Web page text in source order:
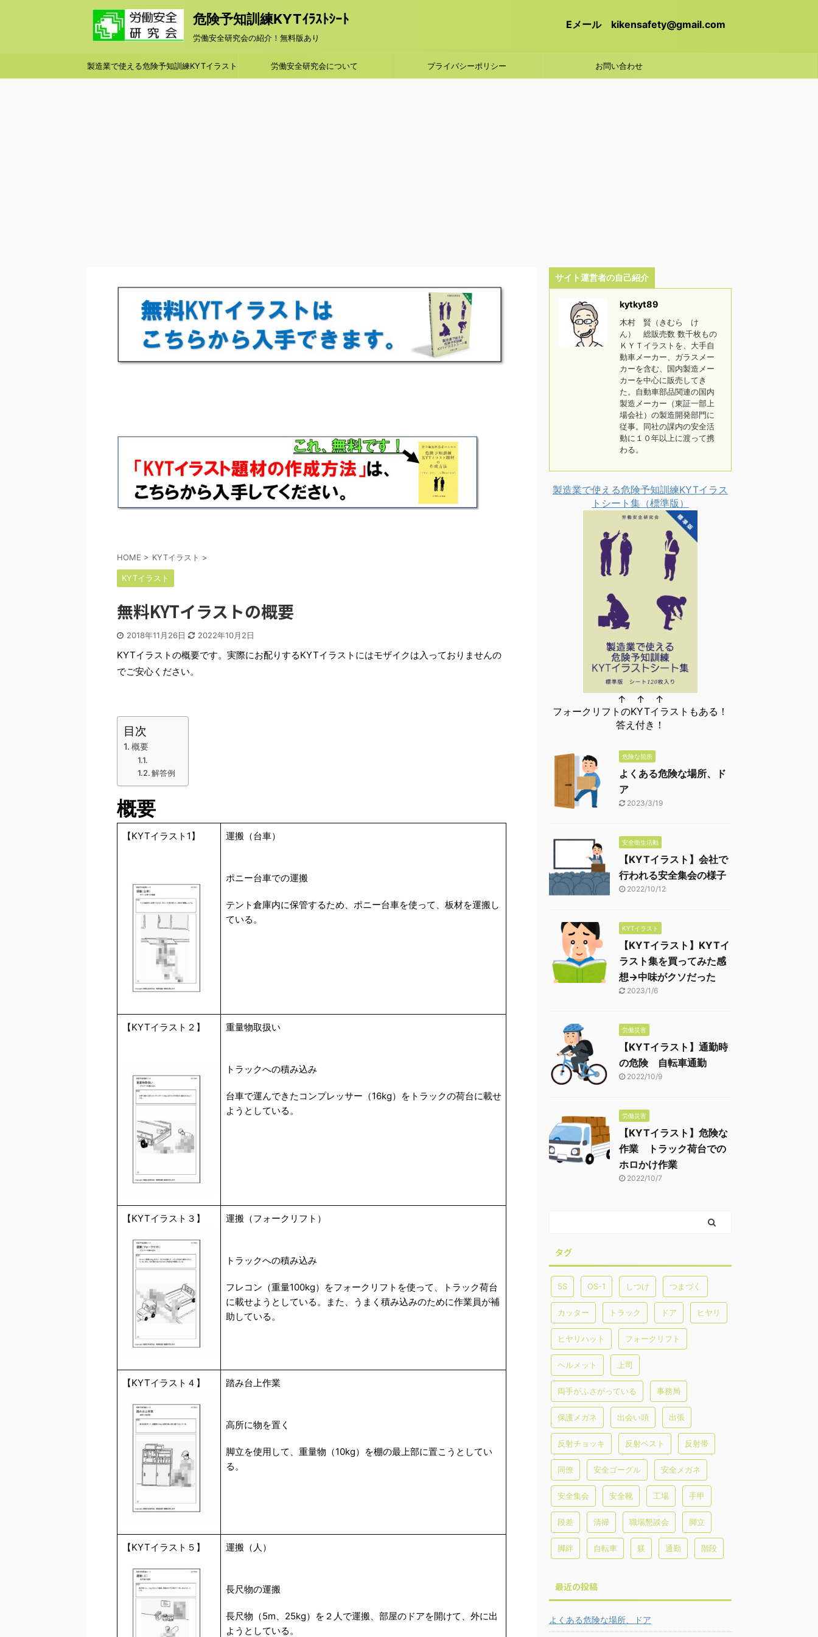
危険予知訓練KYTｲﾗｽﾄｼｰﾄ
労働安全研究会の紹介！無料版あり
Eメール kikensafety@gmail.com
製造業で使える危険予知訓練KYTイラスト 労働安全研究会について プライバシーポリシー お問い合わせ
HOME > KYTイラスト >
KYTイラスト
無料KYTイラストの概要
2018年11月26日 2022年10月2日
KYTイラストの概要です。実際にお配りするKYTイラストにはモザイクは入っておりませんの
でご安心ください。
目次
概要
解答例
概要
【KYTイラスト1】 運搬（台車）
ポニー台車での運搬
テント倉庫内に保管するため、ポニー台車を使って、板材を運搬し
ている。
【KYTイラスト２】 重量物取扱い
トラックへの積み込み
台車で運んできたコンプレッサー（16kg）をトラックの荷台に載せ
ようとしている。
【KYTイラスト３】 運搬（フォークリフト）
トラックへの積み込み
フレコン（重量100kg）をフォークリフトを使って、トラック荷台
に載せようとしている。また、うまく積み込みのために作業員が補
助している。
【KYTイラスト４】 踏み台上作業
高所に物を置く
脚立を使用して、重量物（10kg）を棚の最上部に置こうとしてい
る。
【KYTイラスト５】 運搬（人）
長尺物の運搬
長尺物（5m、25kg）を２人で運搬、部屋のドアを開けて、外に出
ようとしている。
サイト運営者の自己紹介
kytkyt89
木村 賢（きむら け
ん） 総販売数 数千枚もの
ＫＹＴイラストを、大手自
動車メーカー、ガラスメー
カーを含む、国内製造メー
カーを中心に販売してき
た。自動車部品関連の国内
製造メーカー（東証一部上
場会社）の製造開発部門に
従事。同社の課内の安全活
動に１０年以上に渡って携
わる。
製造業で使える危険予知訓練KYTイラス
トシート集（標準版）
↑ ↑ ↑
フォークリフトのKYTイラストもある！
答え付き！
危険な箇所
よくある危険な場所、ド
ア
2023/3/19
安全衛生活動
【KYTイラスト】会社で
行われる安全集会の様子
2022/10/12
KYTイラスト
【KYTイラスト】KYTイ
ラスト集を買ってみた感
想→中味がクソだった
2023/1/6
労働災害
【KYTイラスト】通勤時
の危険 自転車通勤
2022/10/9
労働災害
【KYTイラスト】危険な
作業 トラック荷台での
ホロかけ作業
2022/10/7
タグ
5S OS-1 しつけ つまづく
カッター トラック ドア ヒヤリ
ヒヤリハット フォークリフト
ヘルメット 上司
両手がふさがっている 事務局
保護メガネ 出会い頭 出張
反射チョッキ 反射ベスト 反射帯
同僚 安全ゴーグル 安全メガネ
安全集会 安全靴 工場 手甲
段差 清掃 職場懇談会 脚立
脚絆 自転車 躾 通勤 階段
最近の投稿
よくある危険な場所、ドア